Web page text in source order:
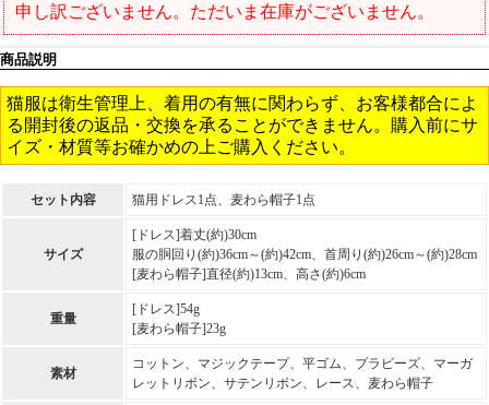
申し訳ございません。ただいま在庫がございません。
商品説明
猫服は衛生管理上、着用の有無に関わらず、お客様都合によ
る開封後の返品・交換を承ることができません。購入前にサ
イズ・材質等お確かめの上ご購入ください。
セット内容 猫用ドレス1点、麦わら帽子1点
サイズ
[ドレス]着丈(約)30cm
服の胴回り(約)36cm～(約)42cm、首周り(約)26cm～(約)28cm
[麦わら帽子]直径(約)13cm、高さ(約)6cm
重量
[ドレス]54g
[麦わら帽子]23g
素材
コットン、マジックテープ、平ゴム、プラビーズ、マーガ
レットリボン、サテンリボン、レース、麦わら帽子